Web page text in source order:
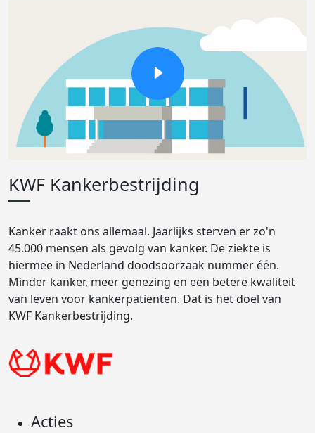
KWF Kankerbestrijding
Kanker raakt ons allemaal. Jaarlijks sterven er zo'n
45.000 mensen als gevolg van kanker. De ziekte is
hiermee in Nederland doodsoorzaak nummer één.
Minder kanker, meer genezing en een betere kwaliteit
van leven voor kankerpatiënten. Dat is het doel van
KWF Kankerbestrijding.
Acties